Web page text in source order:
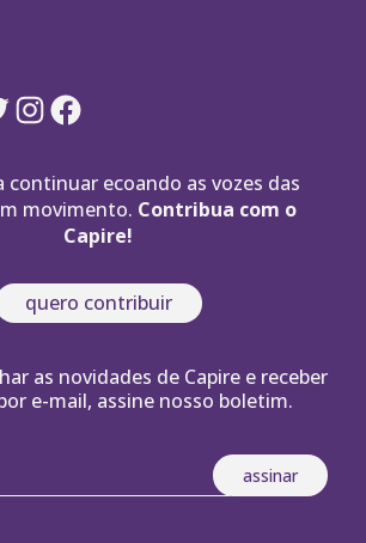
Instagram
Facebook
continuar ecoando as vozes das
movimento. Contribua com o
Capire!
quero contribuir
as novidades de Capire e receber
e-mail, assine nosso boletim.